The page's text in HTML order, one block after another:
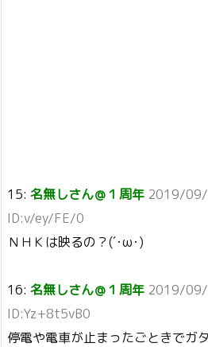
15: 名無しさん＠１周年 2019/09/
ID:v/ey/FE/0
ＮＨＫは映るの？(´･ω･)
16: 名無しさん＠１周年 2019/
ID:Yz+8t5vB0
停電や電車が止まったごときでガ